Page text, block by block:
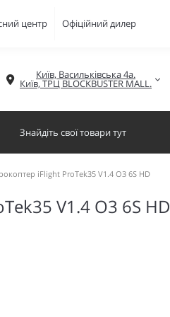
центр Офіційний дилер
Київ, Васильківська 4а.
Київ, ТРЦ BLOCKBUSTER MALL.
iFlight ProTek35 V1.4 O3 6S HD
V1.4 O3 6S HD